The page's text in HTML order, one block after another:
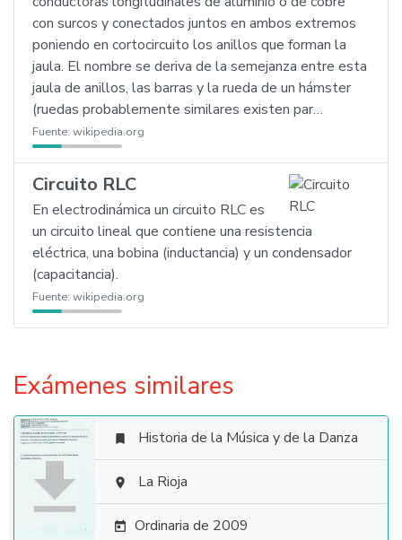
con surcos y conectados juntos en ambos extremos
poniendo en cortocircuito los anillos que forman la
jaula. El nombre se deriva de la semejanza entre esta
jaula de anillos, las barras y la rueda de un hámster
(ruedas probablemente similares existen par…
Fuente: wikipedia.org
Circuito RLC
En electrodinámica un circuito RLC es
un circuito lineal que contiene una resistencia
eléctrica, una bobina (inductancia) y un condensador
(capacitancia).
Fuente: wikipedia.org
Exámenes similares

 Historia de la Música y de la Danza
 La Rioja
 Ordinaria de 2009